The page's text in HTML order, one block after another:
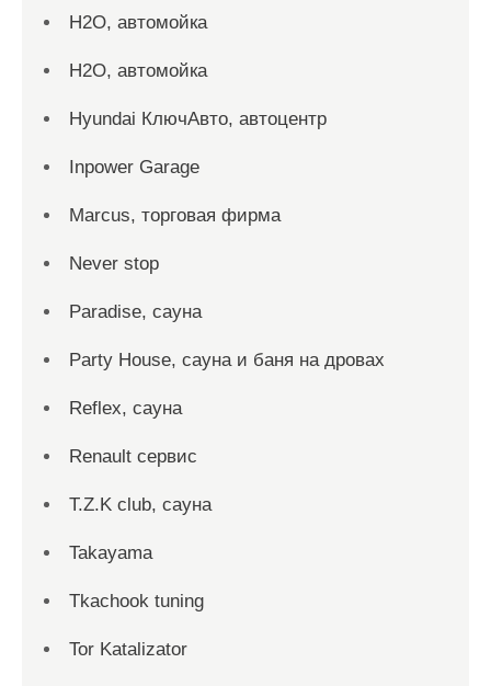
H2O, автомойка
H2O, автомойка
Hyundai КлючАвто, автоцентр
Inpower Garage
Marcus, торговая фирма
Never stop
Paradise, сауна
Party House, сауна и баня на дровах
Reflex, сауна
Renault сервис
T.Z.K club, сауна
Takayama
Tkachook tuning
Tor Katalizator